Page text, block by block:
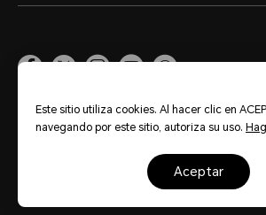
México (Español)
Términos de uso
Declaración de
Copyright ©HONOR 2017-2026.Reservados todos los derechos.
Este sitio utiliza cookies. Al hacer clic en
navegando por este sitio, autoriza su uso.
aceptar